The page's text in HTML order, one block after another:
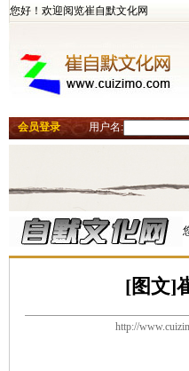
您好！欢迎阅览崔自默文化网
会员登录 用户名:
[图文]
http://